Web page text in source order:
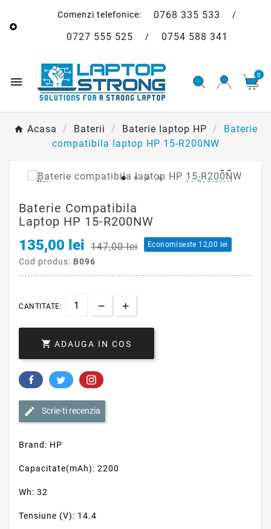

Comenzi telefonice: 0768 335 533
0727 555 525 / 0754 588 341
 0
Acasa Baterii Baterie laptop HP
Baterie
compatibila laptop HP 15-R200NW
Nou La Reducere!
Baterie Compatibila
Laptop HP 15-R200NW
135,00 lei 147,00 lei Economiseste 12,00 lei
Cod produs: B096
CANTITATE:
 ADAUGA IN COS
Scrie-ti recenzia
Brand: HP
Capacitate(mAh): 2200
Wh: 32
Tensiune (V): 14.4